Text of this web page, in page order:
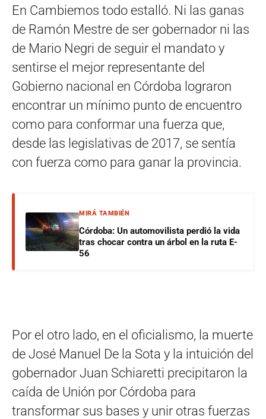
En Cambiemos todo estalló. Ni las ganas
de Ramón Mestre de ser gobernador ni las
de Mario Negri de seguir el mandato y
sentirse el mejor representante del
Gobierno nacional en Córdoba lograron
encontrar un mínimo punto de encuentro
como para conformar una fuerza que,
desde las legislativas de 2017, se sentía
con fuerza como para ganar la provincia.
MIRÁ TAMBIÉN
Córdoba: Un automovilista perdió la vida
tras chocar contra un árbol en la ruta E-
56
Por el otro lado, en el oficialismo, la muerte
de José Manuel De la Sota y la intuición del
gobernador Juan Schiaretti precipitaron la
caída de Unión por Córdoba para
transformar sus bases y unir otras fuerzas